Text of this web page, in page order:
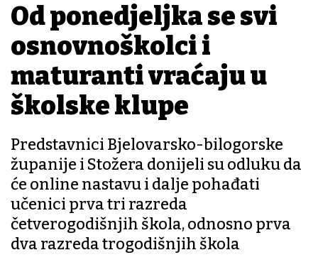
Od ponedjeljka se svi
osnovnoškolci i
maturanti vraćaju u
školske klupe
Predstavnici Bjelovarsko-bilogorske
županije i Stožera donijeli su odluku da
će online nastavu i dalje pohađati
učenici prva tri razreda
četverogodišnjih škola, odnosno prva
dva razreda trogodišnjih škola